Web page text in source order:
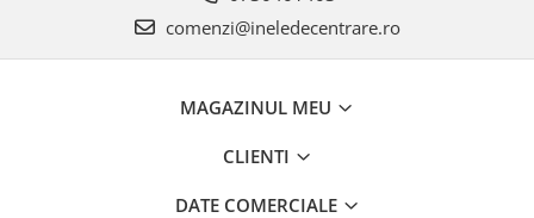
comenzi@ineledecentrare.ro
MAGAZINUL MEU
CLIENTI
DATE COMERCIALE